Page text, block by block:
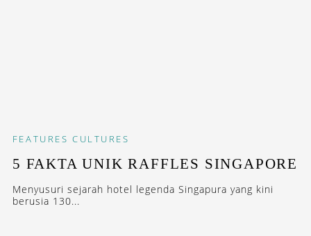
FEATURES CULTURES
5 FAKTA UNIK RAFFLES SINGAPORE
Menyusuri sejarah hotel legenda Singapura yang kini
berusia 130...